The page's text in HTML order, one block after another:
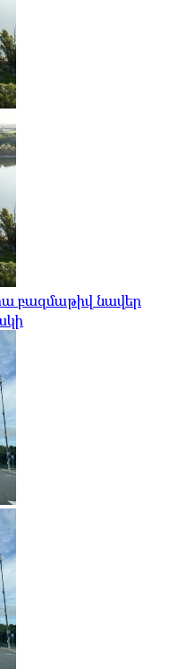
բազմաթիվ նավեր